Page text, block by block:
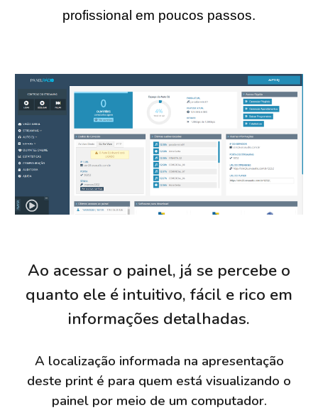
profissional em poucos passos.
Ao acessar o painel, já se percebe o
quanto ele é intuitivo, fácil e rico em
informações detalhadas.
A localização informada na apresentação
deste print é para quem está visualizando o
painel por meio de um computador.